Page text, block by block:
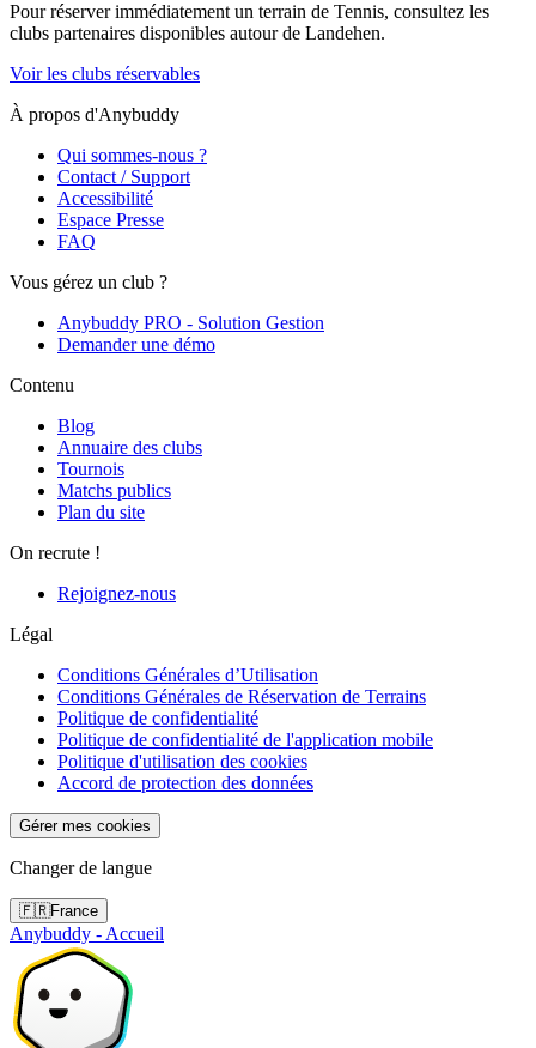
Pour réserver immédiatement un terrain de Tennis, consultez les
clubs partenaires disponibles autour de Landehen.
Voir les clubs réservables
À propos d'Anybuddy
Qui sommes-nous ?
Contact / Support
Accessibilité
Espace Presse
FAQ
Vous gérez un club ?
Anybuddy PRO - Solution Gestion
Demander une démo
Contenu
Blog
Annuaire des clubs
Tournois
Matchs publics
Plan du site
On recrute !
Rejoignez-nous
Légal
Conditions Générales d’Utilisation
Conditions Générales de Réservation de Terrains
Politique de confidentialité
Politique de confidentialité de l'application mobile
Politique d'utilisation des cookies
Accord de protection des données
Gérer mes cookies
Changer de langue
🇫🇷France
Anybuddy - Accueil